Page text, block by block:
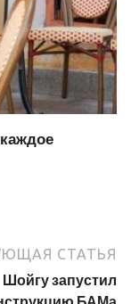
СТАТЬЯ
Шойгу запустил
БАМа